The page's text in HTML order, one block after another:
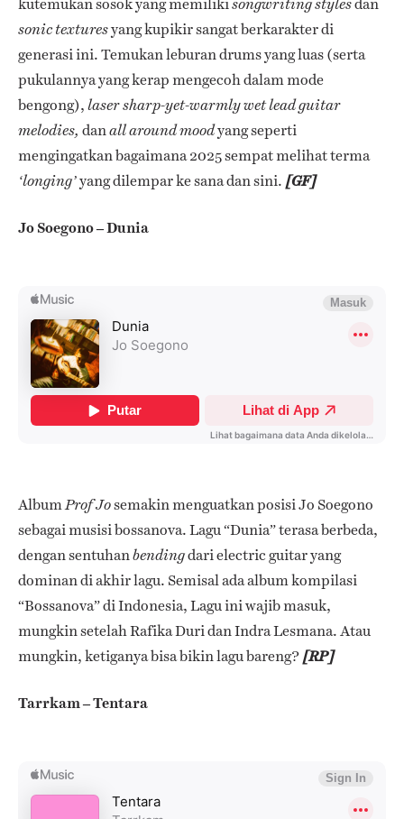
songwriting styles
sonic texturesyang kupikir sangat berkarakter di
generasi ini. Temukan leburan drums yang luas (serta
pukulannya yang kerap mengecoh dalam mode
bengong), laser sharp-yet-warmly wet lead guitar
melodies, danall around moodyang seperti
mengingatkan bagaimana 2025 sempat melihat terma
‘longing’yang dilempar ke sana dan sini. [GF]
Jo Soegono – Dunia
AlbumProf Josemakin menguatkan posisi Jo Soegono
sebagai musisi bossanova. Lagu “Dunia” terasa berbeda,
dengan sentuhanbendingdari electric guitar yang
dominan di akhir lagu. Semisal ada album kompilasi
“Bossanova” di Indonesia, Lagu ini wajib masuk,
mungkin setelah Rafika Duri dan Indra Lesmana. Atau
mungkin, ketiganya bisa bikin lagu bareng? [RP]
Tarrkam – Tentara